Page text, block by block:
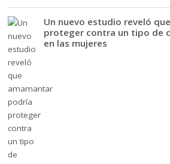
Un nuevo estudio reveló
proteger contra un tipo de
en las mujeres